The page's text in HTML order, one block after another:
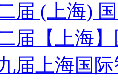
届 (上海)
届【上海
届上海国